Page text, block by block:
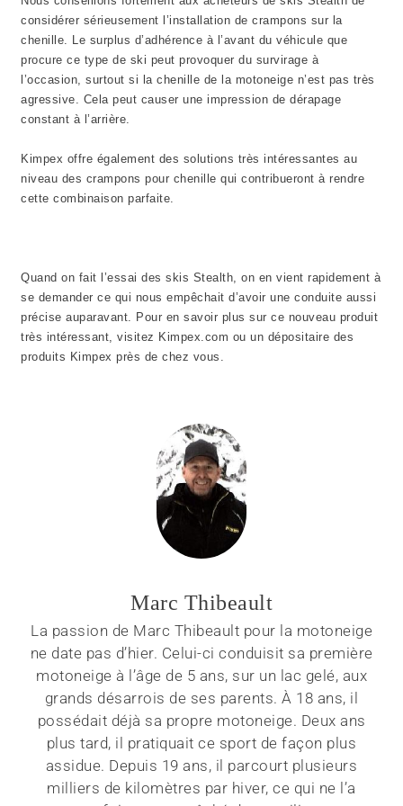
considérer sérieusement l’installation de crampons sur la
chenille. Le surplus d’adhérence à l’avant du véhicule que
procure ce type de ski peut provoquer du survirage à
l’occasion, surtout si la chenille de la motoneige n’est pas très
agressive. Cela peut causer une impression de dérapage
constant à l’arrière.
Kimpex offre également des solutions très intéressantes au
niveau des crampons pour chenille qui contribueront à rendre
cette combinaison parfaite.
Quand on fait l’essai des skis Stealth, on en vient rapidement à
se demander ce qui nous empêchait d’avoir une conduite aussi
précise auparavant. Pour en savoir plus sur ce nouveau produit
très intéressant, visitez Kimpex.com ou un dépositaire des
produits Kimpex près de chez vous.
Marc Thibeault
La passion de Marc Thibeault pour la motoneige
ne date pas d’hier. Celui-ci conduisit sa première
motoneige à l’âge de 5 ans, sur un lac gelé, aux
grands désarrois de ses parents. À 18 ans, il
possédait déjà sa propre motoneige. Deux ans
plus tard, il pratiquait ce sport de façon plus
assidue. Depuis 19 ans, il parcourt plusieurs
milliers de kilomètres par hiver, ce qui ne l’a